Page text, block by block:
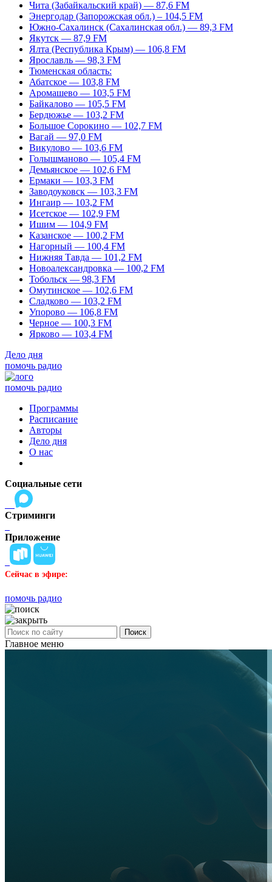
Чита (Забайкальский край) — 87,6 FM
Энергодар (Запорожская обл.) – 104,5 FM
Южно-Сахалинск (Сахалинская обл.) — 89,3 FM
Якутск — 87,9 FM
Ялта (Республика Крым) — 106,8 FM
Ярославль — 98,3 FM
Тюменская область:
Абатское — 103,8 FM
Аромашево — 103,5 FM
Байкалово — 105,5 FM
Бердюжье — 103,2 FM
Большое Сорокино — 102,7 FM
Вагай — 97,0 FM
Викулово — 103,6 FM
Голышманово — 105,4 FM
Демьянское — 102,6 FM
Ермаки — 103,3 FM
Заводоуковск — 103,3 FM
Ингаир — 103,2 FM
Исетское — 102,9 FM
Ишим — 104,9 FM
Казанское — 100,2 FM
Нагорный — 100,4 FM
Нижняя Тавда — 101,2 FM
Новоалександровка — 100,2 FM
Тобольск — 98,3 FM
Омутинское — 102,6 FM
Сладково — 103,2 FM
Упорово — 106,8 FM
Черное — 100,3 FM
Ярково — 103,4 FM
Дело дня
помочь радио
помочь радио
Программы
Расписание
Авторы
Дело дня
О нас
Социальные сети
Стриминги
Приложение
Сейчас в эфире:
помочь радио
Поиск
Главное меню